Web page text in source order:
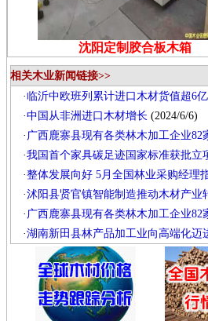
沈阳定制胶合板木箱
相关木业新闻链接>>
·临沂中欧班列累计进口木材货值超6
·中国从非洲进口木材增长 (2024/6/6)
· 广西鹿寨县现有各类林木加工企业82
·我国首个家具碳足迹国家标准获批立
·整体发展向好 5月全国林业采购经理
·沭阳县贤官镇智能制造推动木材产业
· 广西鹿寨县现有各类林木加工企业82
·湖南新田县林产品加工业向高端化迈